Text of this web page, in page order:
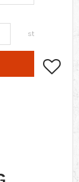
st